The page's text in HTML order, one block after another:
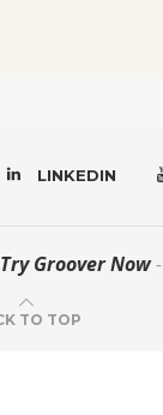
LINKEDIN
Try Groover Now-
TO TOP